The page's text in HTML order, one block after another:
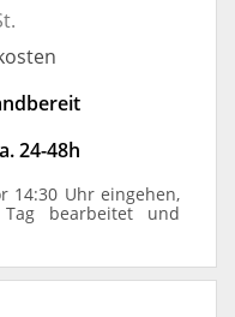
24-48h
14:30 Uhr eingehen,
bearbeitet und